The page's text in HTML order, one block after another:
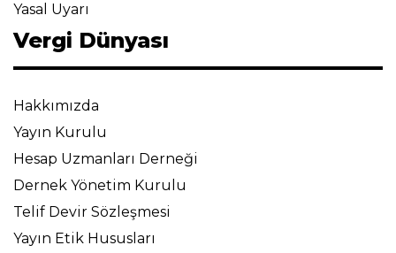
Yasal Uyarı
Vergi Dünyası
Hakkımızda
Yayın Kurulu
Hesap Uzmanları Derneği
Dernek Yönetim Kurulu
Telif Devir Sözleşmesi
Yayın Etik Hususları